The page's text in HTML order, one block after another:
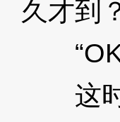
久才到
“OK
这时